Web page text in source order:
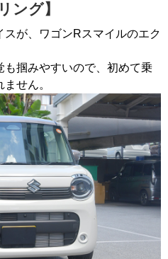
ング】
が、ワゴンRスマイルのエク
も掴みやすいので、初めて乗
せん。